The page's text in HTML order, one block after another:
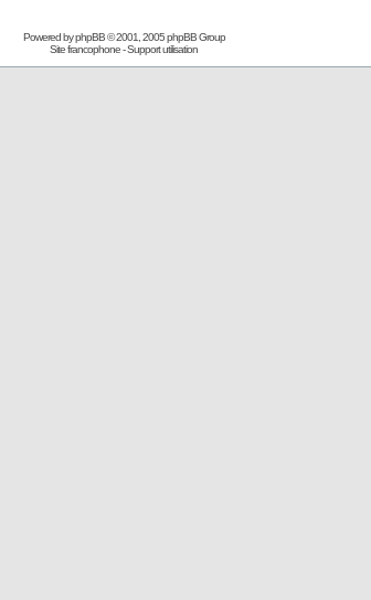
Powered byphpBB© 2001, 2005 phpBB Group
Site francophone-Support utilisation